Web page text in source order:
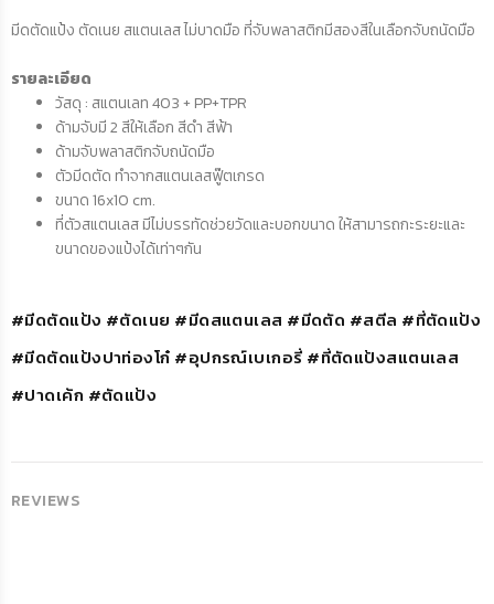
มีดตัดแป้ง ตัดเนย สแตนเลส ไม่บาดมือ ที่จับพลาสติกมีสองสีในเลือกจับถนัดมือ
รายละเอียด
วัสดุ : สแตนเลท 403 + PP+TPR
ด้ามจับมี 2 สีให้เลือก สีดำ สีฟ้า
ด้ามจับพลาสติกจับถนัดมือ
ตัวมีดตัด ทำจากสแตนเลสฟู๊ตเกรด
ขนาด 16x10 cm.
ที่ตัวสแตนเลส มีไม่บรรทัดช่วยวัดและบอกขนาด ให้สามารถกะระยะและ
ขนาดของแป้งได้เท่าๆกัน
#มีดตัดแป้ง #ตัดเนย #มีดสแตนเลส #มีดตัด #สตีล #ที่ตัดแป้ง
#มีดตัดแป้งปาท่องโก๋ #อุปกรณ์เบเกอรี่ #ที่ตัดแป้งสแตนเลส
#ปาดเค้ก #ตัดแป้ง
REVIEWS